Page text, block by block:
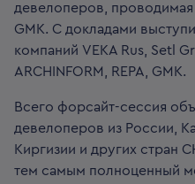
девелоперов,
GMK. С докладами
компаний VEKA Rus, Setl
ARCHINFORM, REPA, GMK.
Всего форсайт-сессия
девелоперов из России,
Киргизии и других стран
тем самым полноценный